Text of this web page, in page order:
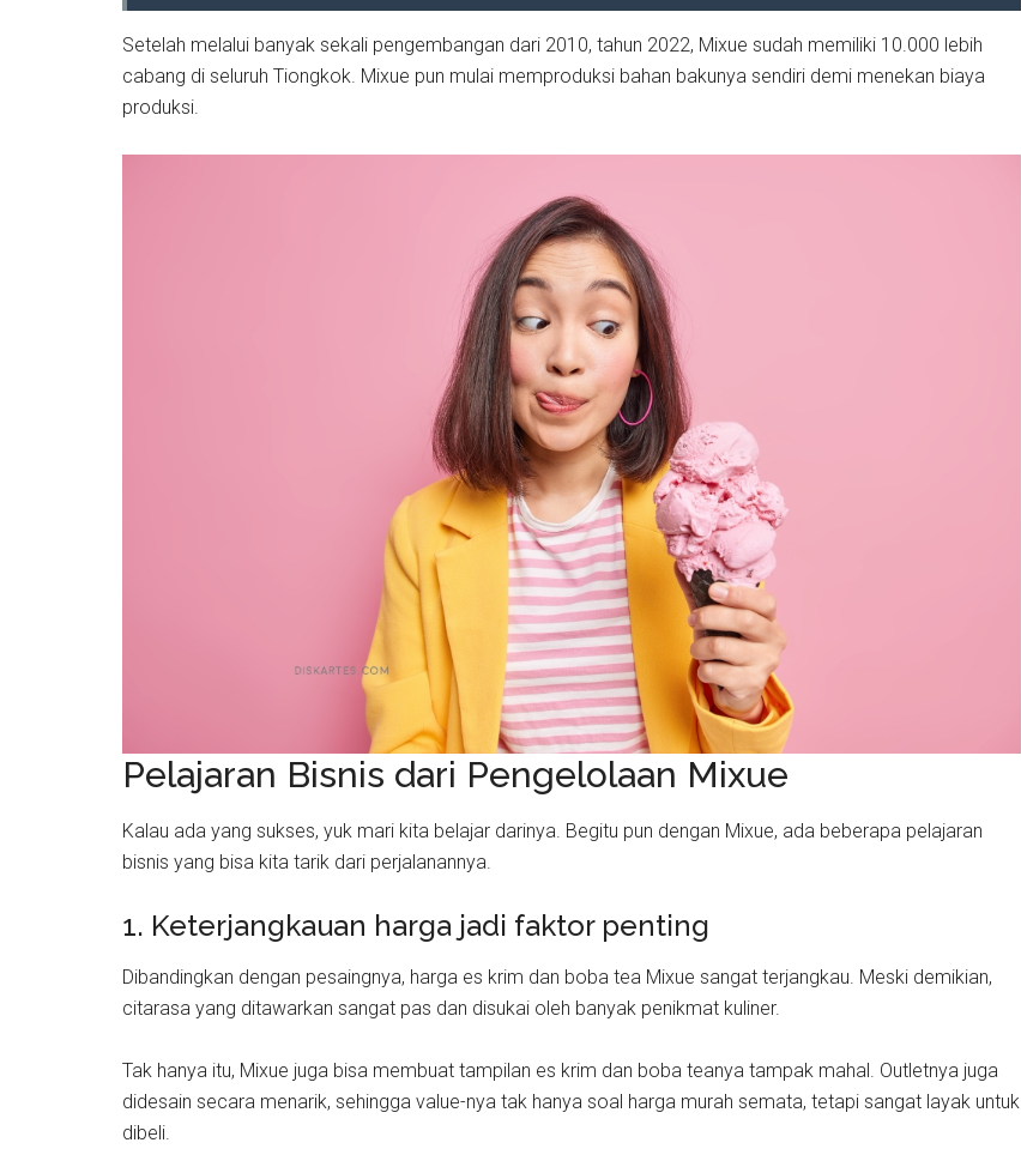
Setelah melalui banyak sekali pengembangan dari 2010, tahun 2022, Mixue sudah memiliki 10.000 lebih
cabang di seluruh Tiongkok. Mixue pun mulai memproduksi bahan bakunya sendiri demi menekan biaya
produksi.
Pelajaran Bisnis dari Pengelolaan Mixue
Kalau ada yang sukses, yuk mari kita belajar darinya. Begitu pun dengan Mixue, ada beberapa pelajaran
bisnis yang bisa kita tarik dari perjalanannya.
1. Keterjangkauan harga jadi faktor penting
Dibandingkan dengan pesaingnya, harga es krim dan boba tea Mixue sangat terjangkau. Meski demikian,
citarasa yang ditawarkan sangat pas dan disukai oleh banyak penikmat kuliner.
Tak hanya itu, Mixue juga bisa membuat tampilan es krim dan boba teanya tampak mahal. Outletnya juga
didesain secara menarik, sehingga value-nya tak hanya soal harga murah semata, tetapi sangat layak untuk
dibeli.